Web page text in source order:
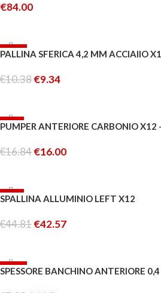
€84.00
-10%
PALLINA SFERICA 4,2 MM ACCIAIIO
€10.38€9.34
-5%
PUMPER ANTERIORE CARBONIO X12
€16.84€16.00
-5%
SPALLINA ALLUMINIO LEFT X12
€44.81€42.57
-10%
SPESSORE BANCHINO ANTERIORE